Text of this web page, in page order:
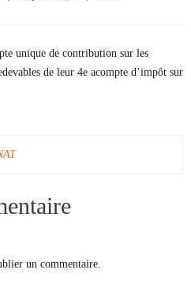
unique de contribution sur les
de leur 4e acompte d’impôt sur
un commentaire.